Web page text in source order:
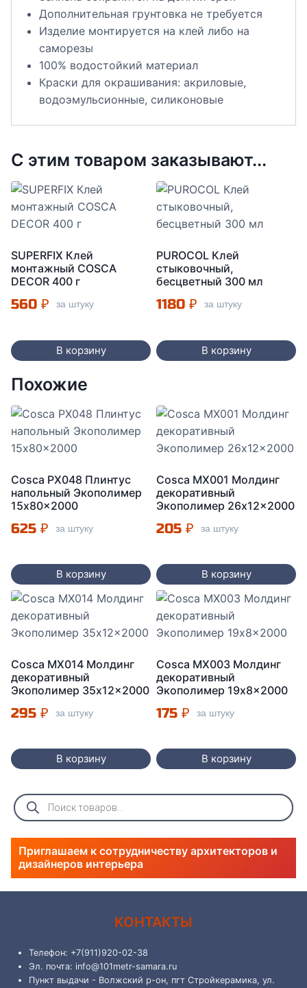
Дополнительная грунтовка не требуется
Изделие монтируется на клей либо на
саморезы
100% водостойкий материал
Краски для окрашивания: акриловые,
водоэмульсионные, силиконовые
С этим товаром заказывают...
SUPERFIX Клей
монтажный COSCA
DECOR 400 г
560 ₽ за штуку
В корзину
PUROCOL Клей
стыковочный,
бесцветный 300 мл
1180 ₽ за штуку
В корзину
Похожие
Cosca PX048 Плинтус
напольный Экополимер
15x80x2000
625 ₽ за штуку
В корзину
Cosca MX001 Молдинг
декоративный
Экополимер 26x12x2000
205 ₽ за штуку
В корзину
Cosca MX014 Молдинг
декоративный
Экополимер 35x12x2000
295 ₽ за штуку
В корзину
Cosca MX003 Молдинг
декоративный
Экополимер 19x8x2000
175 ₽ за штуку
В корзину
Поиск
товаров
Приглашаем к сотрудничеству архитекторов и
дизайнеров интерьера
КОНТАКТЫ
Телефон: +7(911)920-02-38
Эл. почта: info@101metr-samara.ru
Пункт выдачи - Волжский р-он, пгт Стройкерамика, ул.